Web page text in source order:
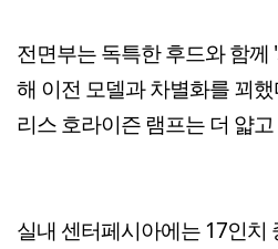
전면부는 독특한 후드와 함
해 이전 모델과 차별화를 꾀
리스 호라이즌 램프는 더 얇
실내 센터페시아에는 17인치